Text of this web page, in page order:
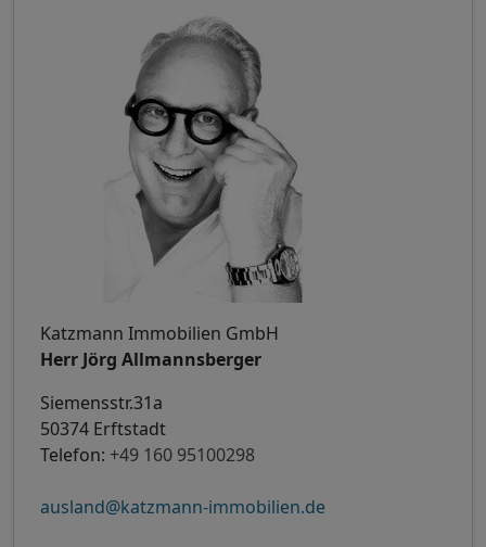
Katzmann Immobilien GmbH
Herr Jörg Allmannsberger
Siemensstr.31a
50374 Erftstadt
Telefon: +49 160 95100298
ausland@katzmann-immobilien.de